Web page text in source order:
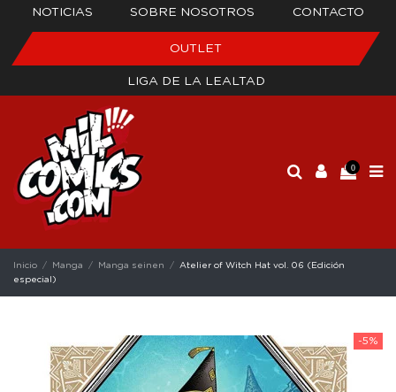
NOTICIAS SOBRE NOSOTROS CONTACTO
OUTLET
LIGA DE LA LEALTAD
0
Inicio Manga Manga seinen
Atelier of Witch Hat vol. 06 (Edición
especial)
-5%